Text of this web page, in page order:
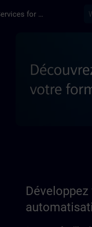
Training Services for Digital Industries
Développez